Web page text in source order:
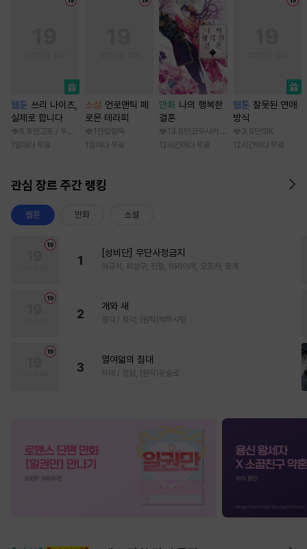
웹툰 쓰리 나이츠,
실제로 합니다
5.8천 고토 / 두나래
1일마다 무료
소설 언로맨틱 페
로몬 테라피
1천 망랑독
1일마다 무료
만화 나의 행복한
결혼
13.8만 코우사카 리토 / 아기토기 아쿠미
12시간마다 무료
웹툰 잘못된 연애
방식
3.9만 SIK
12시간마다 무료
관심 장르 주간 랭킹
웹툰 만화 소설
1
[성비단] 무단사정금지
마규식, 피상구, 진월, 테리야끼, 오프카, 뚱개
2
개와 새
정각 / 정각, (원작)박하사탕
3
열여덟의 침대
자태 / 청담, (원작)문슬로